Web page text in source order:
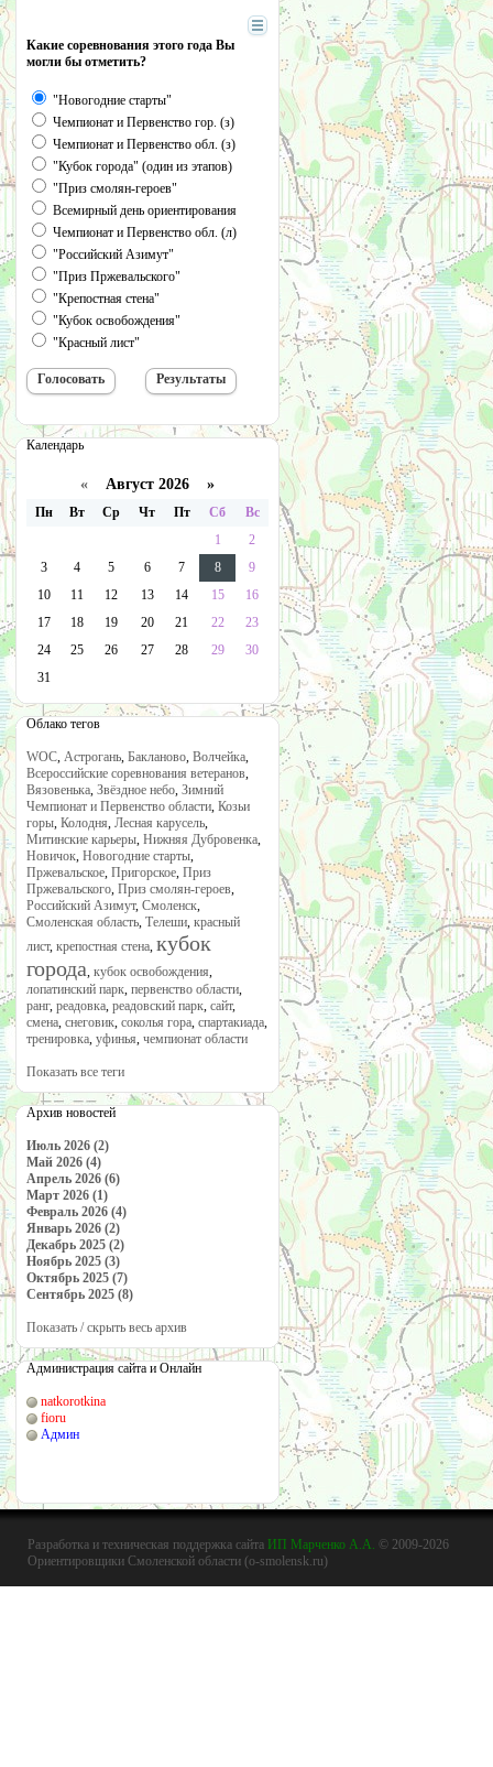
Какие соревнования этого года Вы
могли бы отметить?
"Новогодние старты"
Чемпионат и Первенство гор. (з)
Чемпионат и Первенство обл. (з)
"Кубок города" (один из этапов)
"Приз смолян-героев"
Всемирный день ориентирования
Чемпионат и Первенство обл. (л)
"Российский Азимут"
"Приз Пржевальского"
"Крепостная стена"
"Кубок освобождения"
"Красный лист"
Календарь
« Август 2026 »
Пн Вт Ср Чт Пт Сб
Вс
1
2
3
4 5 6 7 8
9
10
11 12 13 14 15
16
17
18 19 20 21 22
23
24
25 26 27 28 29
30
31
Облако тегов
WOC, Астрогань, Бакланово, Волчейка,
Всероссийские соревнования ветеранов,
Вязовенька, Звёздное небо, Зимний
Чемпионат и Первенство области, Козьи
горы, Колодня, Лесная карусель,
Митинские карьеры, Нижняя Дубровенка,
Новичок, Новогодние старты,
Пржевальское, Пригорское, Приз
Пржевальского, Приз смолян-героев,
Российский Азимут, Смоленск,
Смоленская область, Телеши, красный
лист, крепостная стена, кубок
города, кубок освобождения,
лопатинский парк, первенство области,
ранг, реадовка, реадовский парк, сайт,
смена, снеговик, соколья гора, спартакиада,
тренировка, уфинья, чемпионат области
Показать все теги
Архив новостей
Июль 2026 (2)
Май 2026 (4)
Апрель 2026 (6)
Март 2026 (1)
Февраль 2026 (4)
Январь 2026 (2)
Декабрь 2025 (2)
Ноябрь 2025 (3)
Октябрь 2025 (7)
Сентябрь 2025 (8)
Показать / скрыть весь архив
Администрация сайта и Онлайн
natkorotkina
fioru
Админ
Разработка и техническая поддержка сайта ИП Марченко А.А. © 2009-2026
Ориентировщики Смоленской области (o-smolensk.ru)